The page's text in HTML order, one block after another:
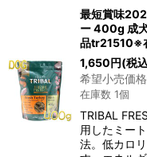
最短賞味
ー 400g 成
品tr21510※
1,650円(税
希望小売価格
在庫数 1個
TRIBAL
用したミー
法。低カロ